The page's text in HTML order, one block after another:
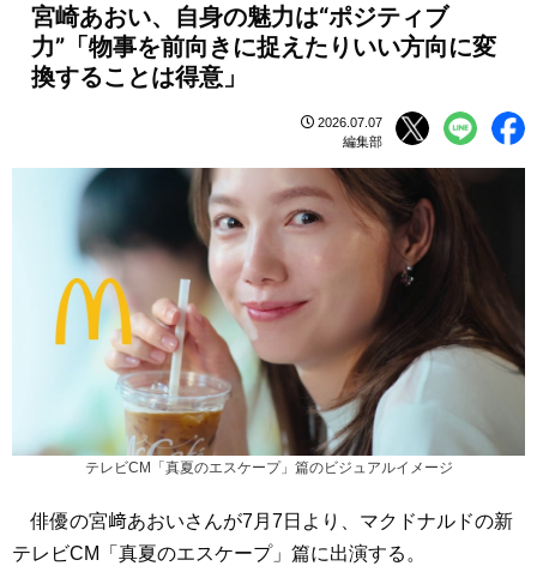
宮崎あおい、自身の魅力は“ポジティブ
力”「物事を前向きに捉えたりいい方向に変
換することは得意」
2026.07.07
編集部
テレビCM「真夏のエスケープ」篇のビジュアルイメージ
俳優の宮﨑あおいさんが7月7日より、マクドナルドの新
テレビCM「真夏のエスケープ」篇に出演する。